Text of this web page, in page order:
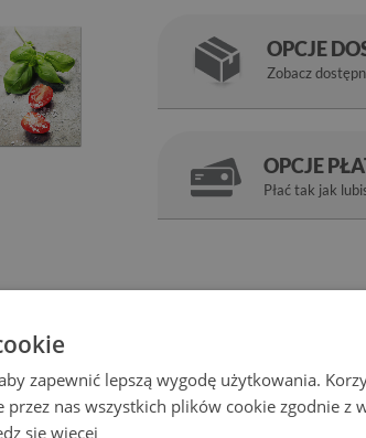
ścian w pokoju. Połysk jaki daje szkło plus
na obraz ze zdjęcia, który odmieni
OPCJE
Zobacz
OPCJE
Płać tak jak
zapewnić lepszą wygodę użytkowania.
przez nas wszystkich plików cookie zgodnie z
się więcej